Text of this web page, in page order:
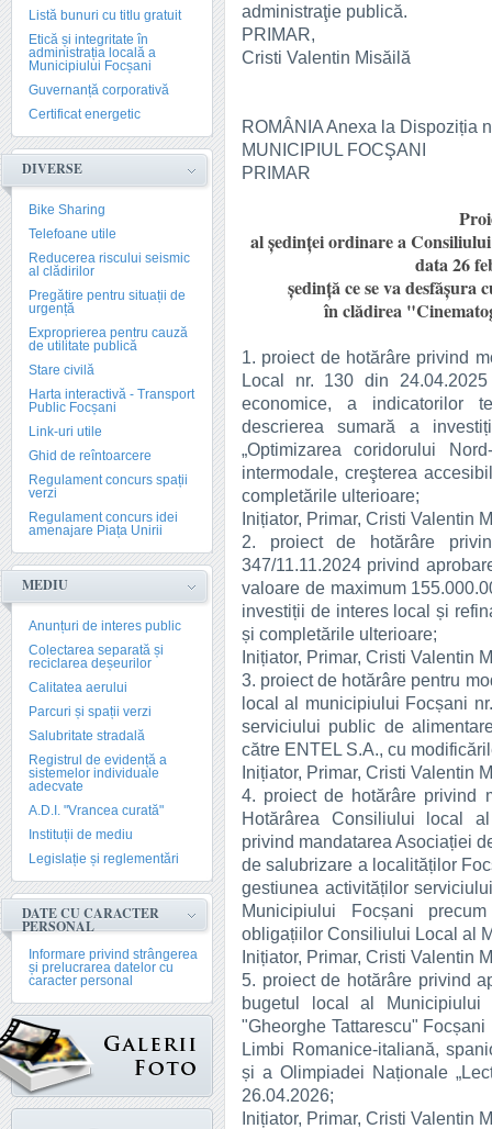
Listă bunuri cu titlu gratuit
Etică și integritate în
administrația locală a
Municipiului Focșani
Guvernanță corporativă
Certificat energetic
DIVERSE
Bike Sharing
Telefoane utile
Reducerea riscului seismic
al clădirilor
Pregătire pentru situații de
urgență
Exproprierea pentru cauză
de utilitate publică
Stare civilă
Harta interactivă - Transport
Public Focșani
Link-uri utile
Ghid de reîntoarcere
Regulament concurs spații
verzi
Regulament concurs idei
amenajare Piața Unirii
MEDIU
Anunțuri de interes public
Colectarea separată și
reciclarea deșeurilor
Calitatea aerului
Parcuri și spații verzi
Salubritate stradală
Registrul de evidență a
sistemelor individuale
adecvate
A.D.I. "Vrancea curată"
Instituții de mediu
Legislație și reglementări
DATE CU CARACTER
PERSONAL
Informare privind strângerea
și prelucrarea datelor cu
caracter personal
administraţie publică.
PRIMAR,
Cristi Valentin Misăilă
ROMÂNIA Anexa la Dispoziția
MUNICIPIUL FOCŞANI
PRIMAR
al ședinței ordinare a
data 26
ședință ce se va
în clădirea
1. proiect de hotărâre privind
Local nr. 130 din
economice, a indicatorilor
descrierea sumară a
„Optimizarea coridorului
intermodale, creşterea
completările ulterioare;
Inițiator, Primar, Cristi Valentin
2. proiect de hotărâre
347/11.11.2024 privind
valoare de maximum
investiții de interes local și
și completările ulterioare;
Inițiator, Primar, Cristi Valentin
3. proiect de hotărâre pentru
local al municipiului Focșani
serviciului public de
către ENTEL S.A., cu
Inițiator, Primar, Cristi Valentin
4. proiect de hotărâre privind
Hotărârea Consiliului local
privind mandatarea Asociației
de salubrizare a localităților
gestiunea activităților
Municipiului Focșani
obligațiilor Consiliului Local al
Inițiator, Primar, Cristi Valentin
5. proiect de hotărâre privind
bugetul local al
"Gheorghe Tattarescu"
Limbi Romanice-italiană,
și a Olimpiadei Naționale
26.04.2026;
Inițiator, Primar, Cristi Valentin